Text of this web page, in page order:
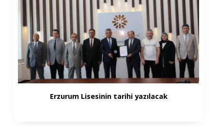
Erzurum Lisesinin tarihi yazılacak